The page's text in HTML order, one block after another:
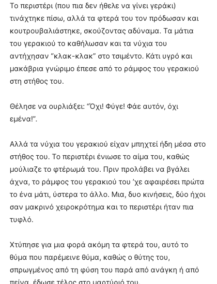
Το περιστέρι (που πια δεν ήθελε να γίνει γεράκι)
τινάχτηκε πίσω, αλλά τα φτερά του τον πρόδωσαν και
κουτρουβαλιάστηκε, σκούζοντας αδύναμα. Τα μάτια
του γερακιού το καθήλωσαν και τα νύχια του
αντήχησαν “κλακ-κλακ” στο τσιμέντο. Κάτι υγρό και
μακάβρια γνώριμο έπεσε από το ράμφος του γερακιού
στη στήθος του.
Θέλησε να ουρλιάξει: “Όχι! Φύγε! Φάε αυτόν, όχι
εμένα!”.
Αλλά τα νύχια του γερακιού είχαν μπηχτεί ήδη μέσα στο
στήθος του. Το περιστέρι ένιωσε το αίμα του, καθώς
μούλιαζε το φτέρωμά του. Πριν προλάβει να βγάλει
άχνα, το ράμφος του γερακιού του ’χε αφαιρέσει πρώτα
το ένα μάτι, ύστερα το άλλο. Μια, δυο κινήσεις, δύο ήχοι
σαν μακρινό χειροκρότημα και το περιστέρι ήταν πια
τυφλό.
Χτύπησε για μια φορά ακόμη τα φτερά του, αυτό το
θύμα που παρέμεινε θύμα, καθώς ο θύτης του,
σπρωγμένος από τη φύση του παρά από ανάγκη ή από
πείνα, έδωσε τέλος στο μαρτύριό του.